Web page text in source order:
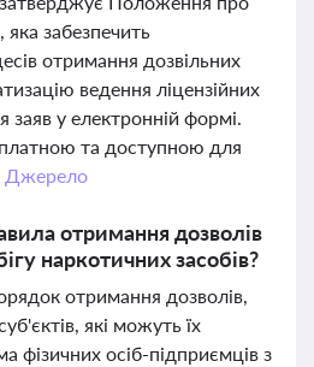
забезпечить
отримання дозвільних
ведення ліцензійних
заяв у електронній формі.
та доступною для
Джерело
отримання дозволів
наркотичних засобів?
отримання дозволів,
які можуть їх
фізичних осіб-підприємців з